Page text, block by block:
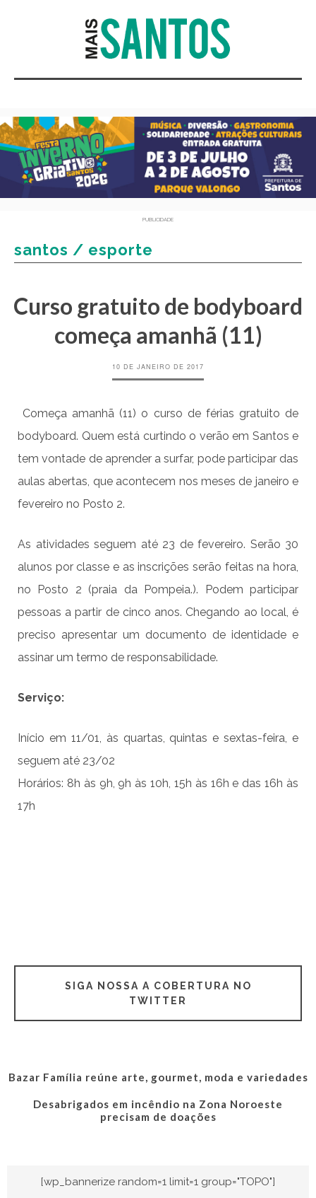
PUBLICIDADE
santos / esporte
Curso gratuito de bodyboard
começa amanhã (11)
10 DE JANEIRO DE 2017
Começa amanhã (11) o curso de férias gratuito de
bodyboard. Quem está curtindo o verão em Santos e
tem vontade de aprender a surfar, pode participar das
aulas abertas, que acontecem nos meses de janeiro e
fevereiro no Posto 2.
As atividades seguem até 23 de fevereiro. Serão 30
alunos por classe e as inscrições serão feitas na hora,
no Posto 2 (praia da Pompeia.). Podem participar
pessoas a partir de cinco anos. Chegando ao local, é
preciso apresentar um documento de identidade e
assinar um termo de responsabilidade.
Serviço:
Início em 11/01, às quartas, quintas e sextas-feira, e
seguem até 23/02
Horários: 8h às 9h, 9h às 10h, 15h às 16h e das 16h às
17h
SIGA NOSSA A COBERTURA NO
TWITTER
Bazar Família reúne arte, gourmet, moda e variedades
Desabrigados em incêndio na Zona Noroeste
precisam de doações
[wp_bannerize random=1 limit=1 group="TOPO"]